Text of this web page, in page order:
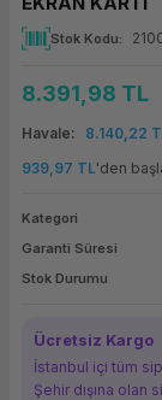
(Firewall)
Bileşenleri
Makinesi
Makinesi
Bağlantı
Yedekleme
PaketiStok Kodu
8.391,98 TL
Havale
8.140,22
939,97 TL'den
Kategori
Garanti Süresi
Stok Durumu
Ücretsiz Kargo
İstanbul içi tüm
Şehir dışına